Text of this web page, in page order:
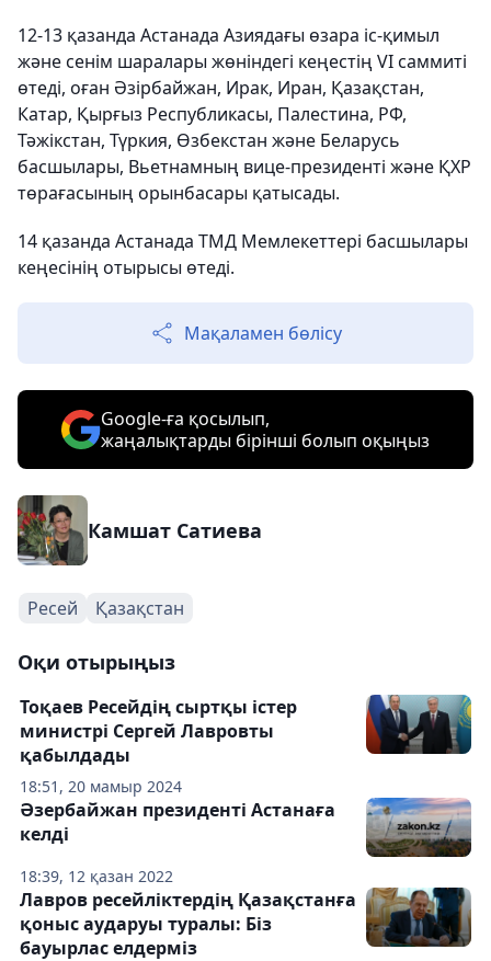
12-13 қазанда Астанада Азиядағы өзара іс-қимыл
және сенім шаралары жөніндегі кеңестің VI саммиті
өтеді, оған Әзірбайжан, Ирак, Иран, Қазақстан,
Катар, Қырғыз Республикасы, Палестина, РФ,
Тәжікстан, Түркия, Өзбекстан және Беларусь
басшылары, Вьетнамның вице-президенті және ҚХР
төрағасының орынбасары қатысады.
14 қазанда Астанада ТМД Мемлекеттері басшылары
кеңесінің отырысы өтеді.
Мақаламен бөлісу
Google-ға қосылып,
жаңалықтарды бірінші болып оқыңыз
Камшат Сатиева
Ресей Қазақстан
Оқи отырыңыз
18:51, 20 мамыр 2024
Тоқаев Ресейдің сыртқы істер
министрі Сергей Лавровты
қабылдады
18:39, 12 қазан 2022
Әзербайжан президенті Астанаға
келді
Лавров ресейліктердің Қазақстанға
қоныс аударуы туралы: Біз
бауырлас елдерміз